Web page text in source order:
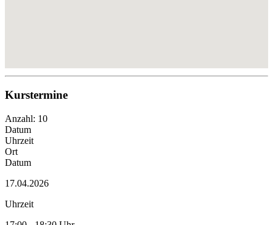
Kurstermine
Anzahl: 10
Datum
Uhrzeit
Ort
Datum
17.04.2026
Uhrzeit